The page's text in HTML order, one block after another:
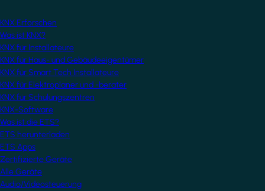
KNX Erforschen
Was ist KNX?
KNX für Installateure
KNX für Haus- und Gebäudeeigentümer
KNX für Smart Tech Installateure
KNX für Elektroplaner und -berater
KNX für Schulungszentren
KNX-Software
Was ist die ETS?
ETS herunterladen
ETS Apps
Zertifizierte Geräte
Alle Geräte
Audio/Videosteuerung